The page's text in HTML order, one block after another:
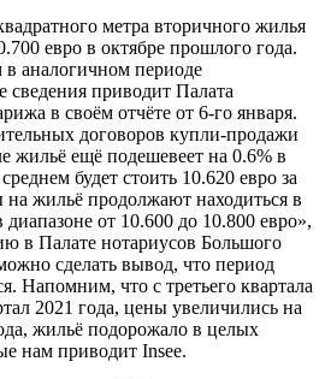
метра вторичного жилья
евро в октябре прошлого года.
аналогичном периоде
сведения приводит Палата
в своём отчёте от 6-го января.
договоров купли-продажи
жильё ещё подешевеет на 0.6% в
будет стоить 10.620 евро за
жильё продолжают находиться в
диапазоне от 10.600 до 10.800 евро»,
в Палате нотариусов Большого
сделать вывод, что период
Напомним, что с третьего квартала
2021 года, цены увеличились на
жильё подорожало в целых
нам приводит Insee.